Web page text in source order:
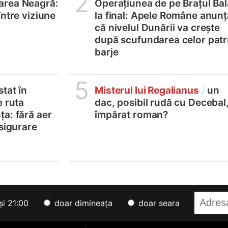
Neagră:
viziune
Operațiunea de pe Brațul
la final: Apele Române
că nivelul Dunării va crește
după scufundarea celor
barje
în
ruta
fără aer
5 Misterul lui Regalianus / un
dac, posibil rudă cu
împărat roman?
21:00 doar dimineața doar seara